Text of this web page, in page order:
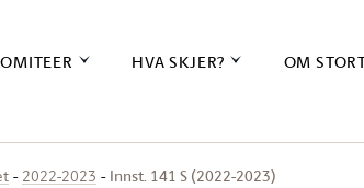
HVA SKJER? OM
2022-2023 Innst. 141 S (2022-2023)